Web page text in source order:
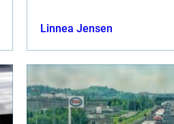
Linnea Jensen